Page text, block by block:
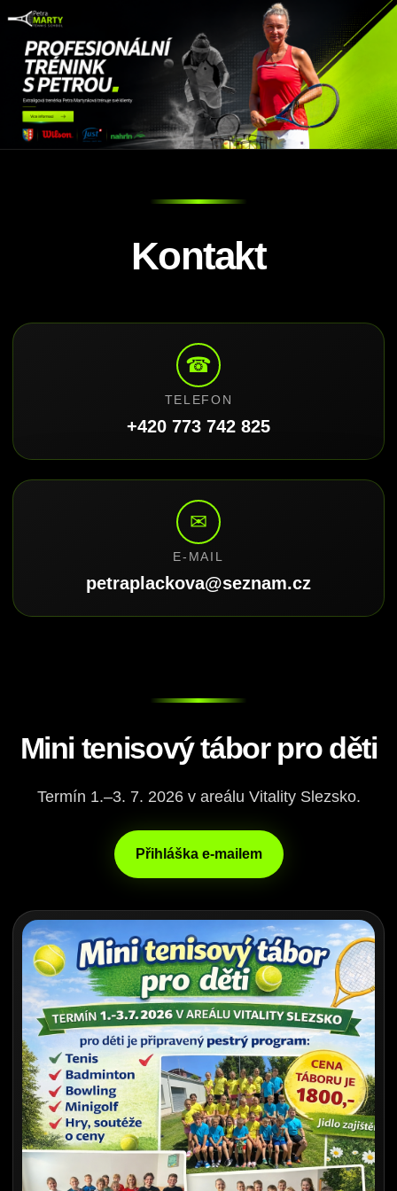
Kontakt
☎
TELEFON
+420 773 742 825
✉
E-MAIL
petraplackova@seznam.cz
Mini tenisový tábor pro děti
Termín 1.–3. 7. 2026 v areálu Vitality Slezsko.
Přihláška e-mailem